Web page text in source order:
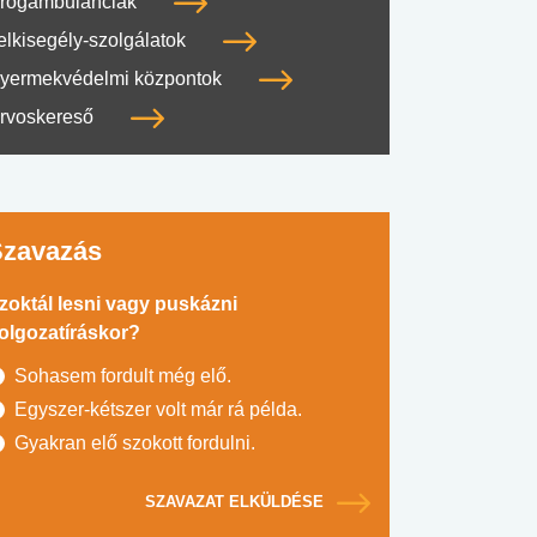
szolgálatok
központok
lesni vagy puskázni
Sohasem fordult még elő.
Egyszer-kétszer volt már rá példa.
Gyakran elő szokott fordulni.
SZAVAZAT ELKÜLDÉSE